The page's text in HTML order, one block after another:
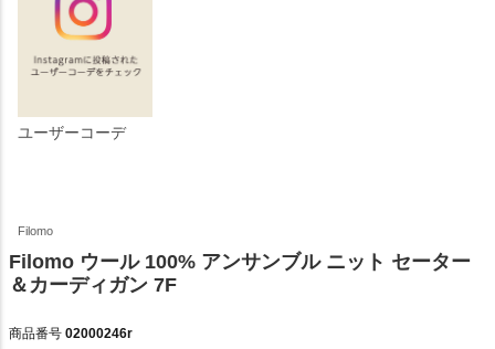
ユーザーコーデ
Filomo
Filomo ウール 100% アンサンブル ニット セーター
＆カーディガン 7F
商品番号 02000246r